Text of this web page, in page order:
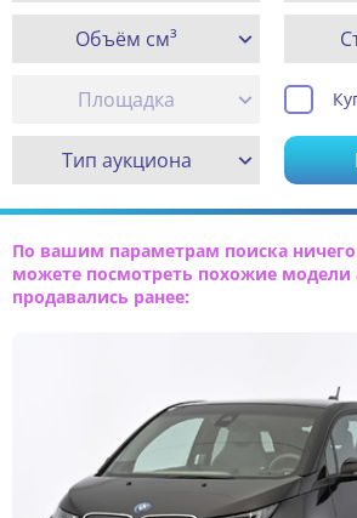
Объём см³
Площадка
Тип аукциона
По вашим параметрам поиска
можете посмотреть похожие модели
продавались ранее: